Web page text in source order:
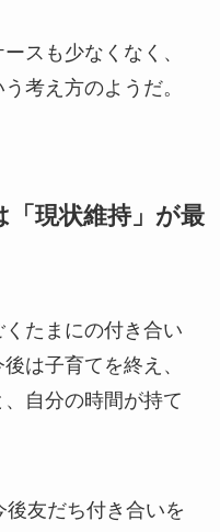
スも少なくなく、
考え方のようだ。
現状維持」が最
たまにの付き合い
は子育てを終え、
自分の時間が持て
友だち付き合いを